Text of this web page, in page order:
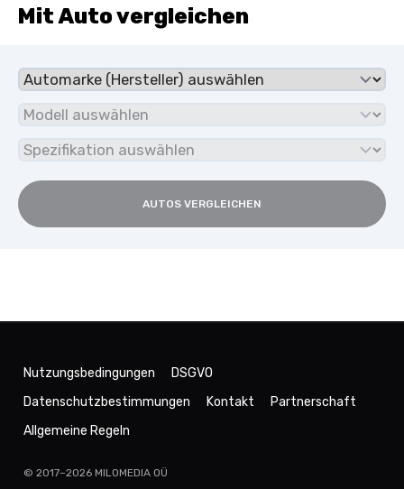
Mit Auto vergleichen
AUTOS VERGLEICHEN
Nutzungsbedingungen
DSGVO
Datenschutzbestimmungen
Kontakt
Partnerschaft
Allgemeine Regeln
© 2017–2026 MILOMEDIA OÜ